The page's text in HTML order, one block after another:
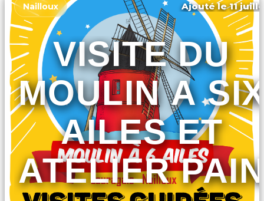
Nailloux Ajouté le 11
VISITE DU
MOULIN A
AILES ET
ATELIER PAIN